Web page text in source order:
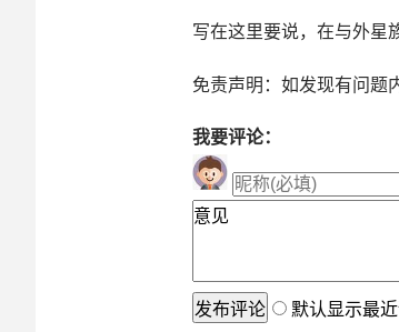
写在这里要说，在与外星
免责声明：如发现有问题
我要评论：
默认显示最